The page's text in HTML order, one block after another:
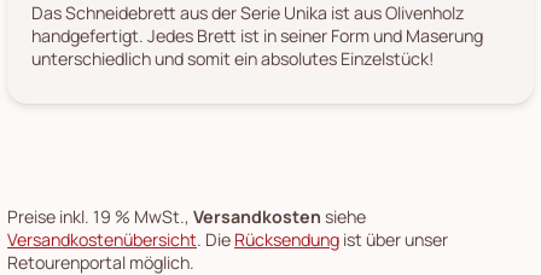
Das Schneidebrett aus der Serie Unika ist aus Olivenholz
handgefertigt. Jedes Brett ist in seiner Form und Maserung
unterschiedlich und somit ein absolutes Einzelstück!
Preise inkl. 19 % MwSt., Versandkosten siehe
Versandkostenübersicht. Die Rücksendung ist über unser
Retourenportal möglich.